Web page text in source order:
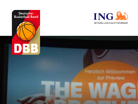
OFFIZIELLER HAUPTSPONSOR